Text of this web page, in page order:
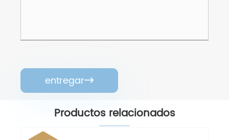
entregar
Productos relacionados